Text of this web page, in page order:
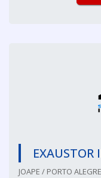
EXAUSTOR
JOAPE / PORTO